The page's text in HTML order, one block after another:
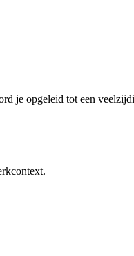
je opgeleid tot een